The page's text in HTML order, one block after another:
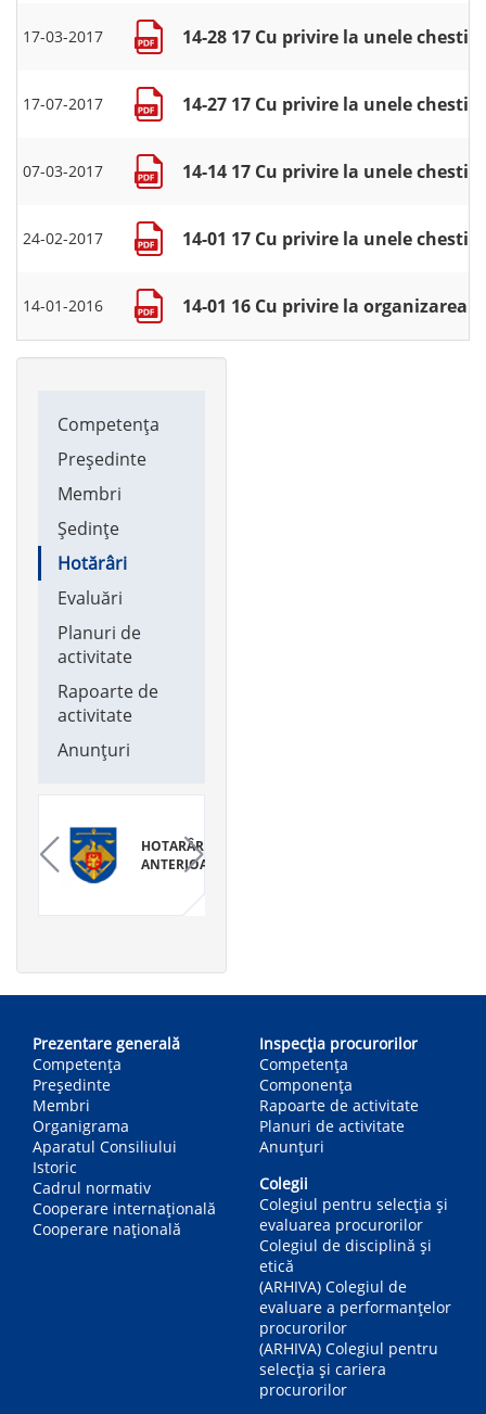
17-03-2017 14-28 17 Cu privire la unele
17-07-2017 14-27 17 Cu privire la unele
07-03-2017 14-14 17 Cu privire la unele
24-02-2017 14-01 17 Cu privire la unele
14-01-2016 14-01 16 Cu privire la organizarea
navigation
Competența
Președinte
Membri
Ședințe
Hotărâri
Evaluări
Planuri de
activitate
Rapoarte de
activitate
Anunțuri
HOTARÂRI
ANTERIOARE
navigation
Prezentare generală
Competența
Președinte
Membri
Organigrama
Aparatul Consiliului
Istoric
Cadrul normativ
Cooperare internațională
Cooperare națională
Inspecția procurorilor
Competenţa
Componența
Rapoarte de activitate
Planuri de activitate
Anunțuri
Colegii
Colegiul pentru selecția și
evaluarea procurorilor
Colegiul de disciplină și
etică
(ARHIVA) Colegiul de
evaluare a performanțelor
procurorilor
(ARHIVA) Colegiul pentru
selecția și cariera
procurorilor